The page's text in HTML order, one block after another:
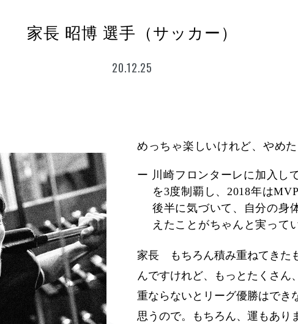
家長 昭博 選手（サッカー）
20.12.25
めっちゃ楽しいけれど、やめ
ー 川崎フロンターレに加入し
を3度制覇し、2018年は
後半に気づいて、自分の身
えたことがちゃんと実って
家長 もちろん積み重ねてきた
んですけれど、もっとたくさん
重ならないとリーグ優勝はでき
思うので。もちろん、運もあり